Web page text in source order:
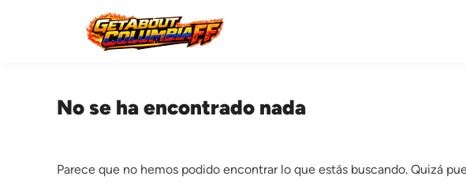
No se ha encontrado nada
Parece que no hemos podido encontrar lo que estás buscando. Quizá